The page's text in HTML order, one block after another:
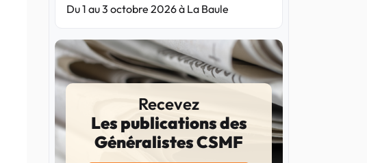
Du 1 au 3 octobre 2026 à La Baule
Recevez
Les publications des
Généralistes CSMF